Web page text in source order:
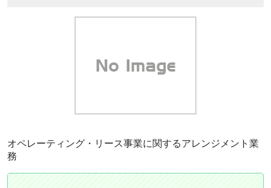
オペレーティング・リース事業に関するアレンジメント業
務